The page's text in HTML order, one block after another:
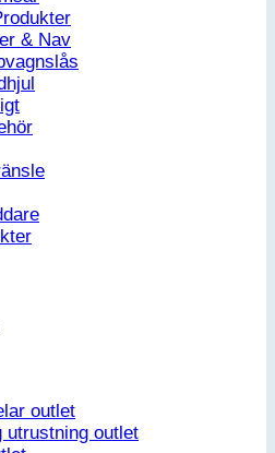
& Nav
outlet
utrustning outlet